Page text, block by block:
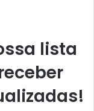
lista